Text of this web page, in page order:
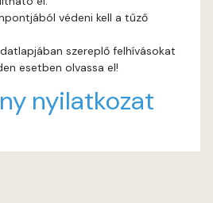
védeni kell a tűző
szereplő felhívásokat
esetben olvassa el!
nyilatkozat